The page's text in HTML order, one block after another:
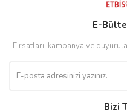
E-
Fırsatları, kampanya ve
Bizi